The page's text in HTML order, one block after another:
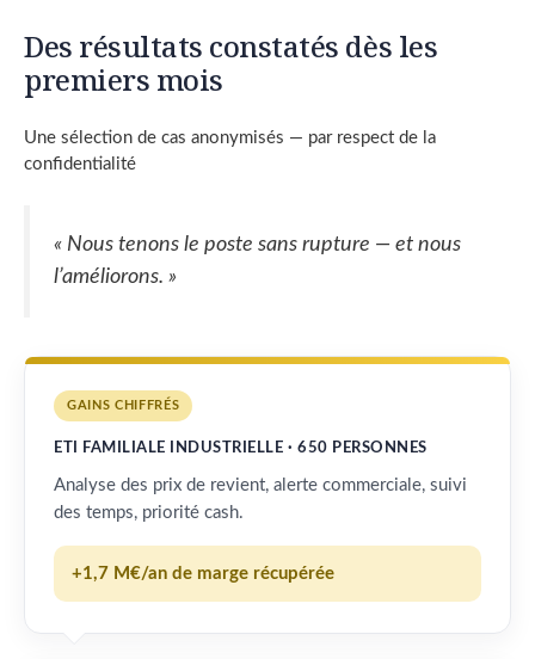
Des résultats constatés dès les
premiers mois
Une sélection de cas anonymisés — par respect de la
confidentialité
« Nous tenons le poste sans rupture — et nous
l’améliorons. »
GAINS CHIFFRÉS
ETI FAMILIALE INDUSTRIELLE · 650 PERSONNES
Analyse des prix de revient, alerte commerciale, suivi
des temps, priorité cash.
+1,7 M€/an de marge récupérée